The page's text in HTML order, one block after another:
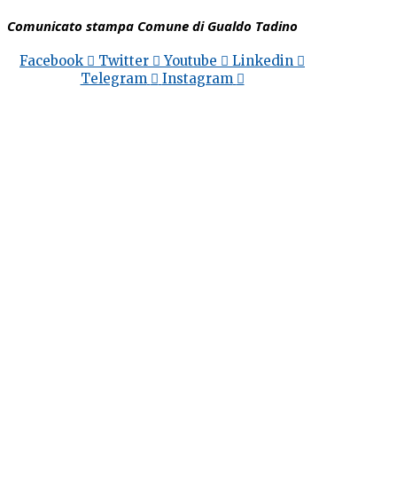
Comunicato stampa Comune di Gualdo Tadino
Facebook Twitter Youtube
Linkedin
Telegram
Instagram